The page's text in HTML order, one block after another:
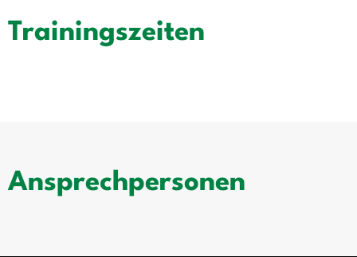
Trainingszeiten
Ansprechpersonen